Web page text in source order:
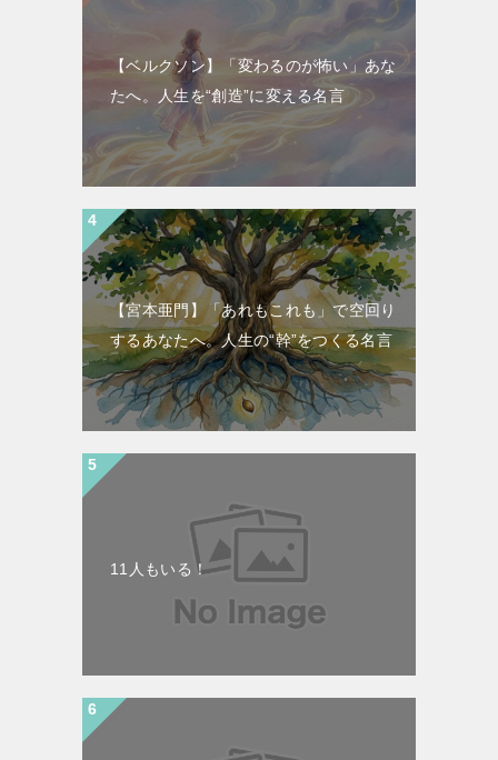
【ベルクソン】「変わるのが怖い」あな
たへ。人生を“創造”に変える名言
【宮本亜門】「あれもこれも」で空回り
するあなたへ。人生の“幹”をつくる名言
11人もいる！